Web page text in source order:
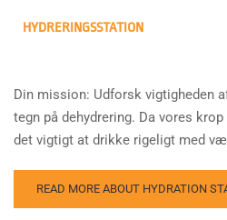
HYDRERINGSSTATION
Din mission: Udforsk vigtigheden
tegn på dehydrering. Da vores
det vigtigt at drikke rigeligt med
READ MORE ABOUT HYDRATION